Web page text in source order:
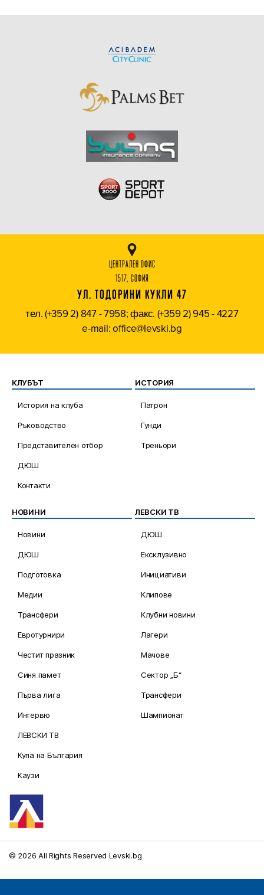
ЦЕНТРАЛЕН ОФИС
1517, СОФИЯ
УЛ. ТОДОРИНИ КУКЛИ 47
тел. (+359 2) 847 - 7958; факс. (+359 2) 945 - 4227
e-mail: office@levski.bg
КЛУБЪТ
История на клуба
Ръководство
Представителен отбор
ДЮШ
Контакти
ИСТОРИЯ
Патрон
Гунди
Треньори
НОВИНИ
Новини
ДЮШ
Подготовка
Медии
Трансфери
Евротурнири
Честит празник
Синя памет
Първа лига
Интервю
ЛЕВСКИ ТВ
Купа на България
Каузи
ЛЕВСКИ ТВ
ДЮШ
Ексклузивно
Инициативи
Клипове
Клубни новини
Лагери
Мачове
Сектор „Б“
Трансфери
Шампионат
© 2026 All Rights Reserved Levski.bg